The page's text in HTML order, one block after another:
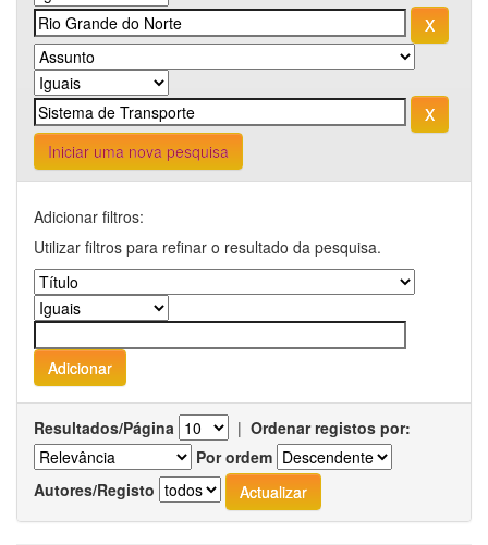
Iniciar uma nova pesquisa
Adicionar filtros:
Utilizar filtros para refinar o resultado da pesquisa.
Resultados/Página | Ordenar registos por:
Por ordem
Autores/Registo